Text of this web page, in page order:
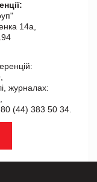
14а,
журналах:
(44) 383 50 34.